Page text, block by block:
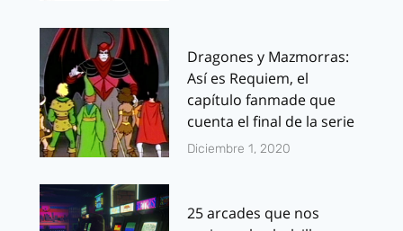
Dragones y Mazmorras:
Así es Requiem, el
capítulo fanmade que
cuenta el final de la serie
Diciembre 1, 2020
25 arcades que nos